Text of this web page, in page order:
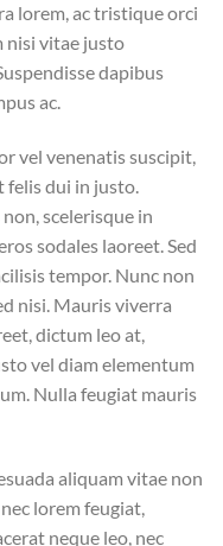
lorem, ac tristique orci
nisi vitae justo
dapibus
ac.
vel venenatis suscipit,
felis dui in justo.
scelerisque in
sodales laoreet. Sed
tempor. Nunc non
nisi. Mauris viverra
dictum leo at,
vel diam elementum
Nulla feugiat mauris
aliquam vitae non
lorem feugiat,
neque leo, nec